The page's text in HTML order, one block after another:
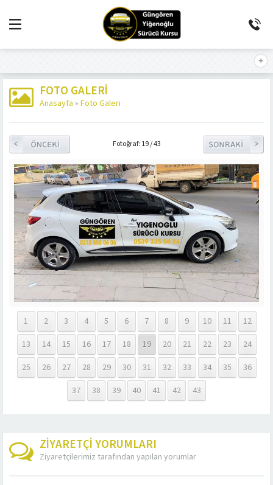
FOTO GALERI
Anasayfa » Foto Galeri
Fotoğraf: 19 / 43
1 2 3 4 5 6 7 8 9 10 11
12
13
14 15 16 17 18 19 20 21 22 23
24
25
26 27 28 29 30 31 32 33 34 35
36
37
38 39 40 41 42 43
ZİYARETÇİ YORUMLARI
Ziyaretçilerimiz tarafından yapılan yorumlar